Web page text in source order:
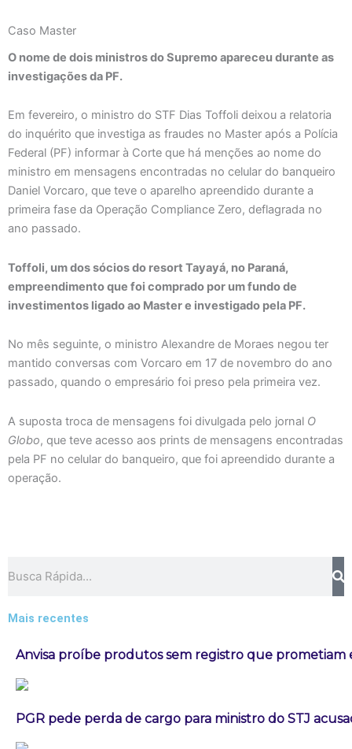
Caso Master
O nome de dois ministros do Supremo apareceu durante as
investigações da PF.
Em fevereiro, o ministro do STF Dias Toffoli deixou a relatoria
do inquérito que investiga as fraudes no Master após a Polícia
Federal (PF) informar à Corte que há menções ao nome do
ministro em mensagens encontradas no celular do banqueiro
Daniel Vorcaro, que teve o aparelho apreendido durante a
primeira fase da Operação Compliance Zero, deflagrada no
ano passado.
Toffoli, um dos sócios do resort Tayayá, no Paraná,
empreendimento que foi comprado por um fundo de
investimentos ligado ao Master e investigado pela PF.
No mês seguinte, o ministro Alexandre de Moraes negou ter
mantido conversas com Vorcaro em 17 de novembro do ano
passado, quando o empresário foi preso pela primeira vez.
A suposta troca de mensagens foi divulgada pelo jornal O
Globo, que teve acesso aos prints de mensagens encontradas
pela PF no celular do banqueiro, que foi apreendido durante a
operação.
Mais recentes
Anvisa proíbe produtos sem registro que prometiam
PGR pede perda de cargo para ministro do STJ